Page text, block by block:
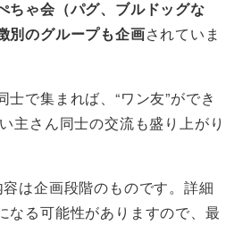
ちゃ会（パグ、ブルドッグな
別のグループも企画されていま
士で集まれば、“ワン友”ができ
さん同士の交流も盛り上がり
は企画段階のものです。詳細
なる可能性がありますので、最